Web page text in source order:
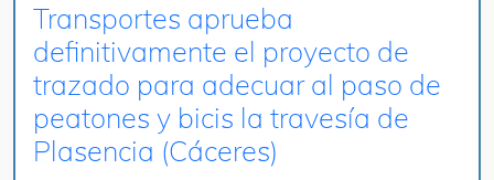
Transportes aprueba
definitivamente el proyecto de
trazado para adecuar al paso de
peatones y bicis la travesía de
Plasencia (Cáceres)